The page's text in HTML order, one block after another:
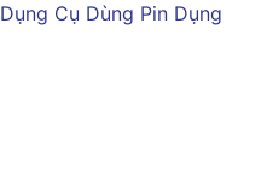
Dụng Cụ Dùng Pin Dụng